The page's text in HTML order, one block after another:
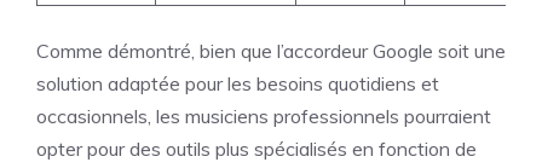
Comme démontré, bien que l’accordeur Google soit une
solution adaptée pour les besoins quotidiens et
occasionnels, les musiciens professionnels pourraient
opter pour des outils plus spécialisés en fonction de